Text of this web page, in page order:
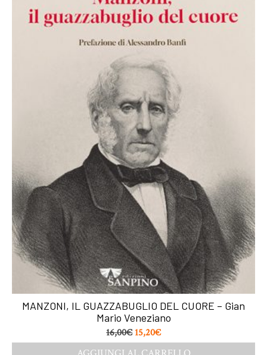
MANZONI, IL GUAZZABUGLIO DEL CUORE – Gian
Mario Veneziano
16,00€ 15,20€